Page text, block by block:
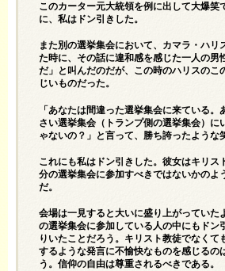
このカーター元大統領を例に出して大爆笑
に、私はドン引きした。
また別の選挙集会において、カマラ・ハリ
た時に、その話に違和感を感じた一人の男
だ」と叫んだのだが、この時のハリスのこ
じいものだった。
「あなたは間違った選挙集会に来ている。
さい選挙集会（トランプ側の選挙集会）に
ゃないの？」と言って、勝ち誇ったような
これにも私はドン引きした。彼女はキリス
分の選挙集会に参加すべきではないかのよ
だ。
会場は一見すると大いに盛り上がっていた
の選挙集会に参加している人の中にもドン
りいたことだろう。キリスト教徒でなくて
するような発言に不愉快なものを感じるの
う。信仰の自由は尊重されるべきである。